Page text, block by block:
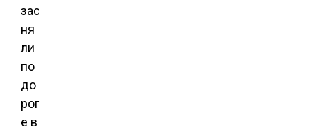
зас
ня
ли
по
до
рог
е в